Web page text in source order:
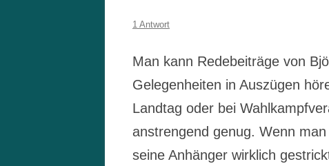
1 Antwort
Man kann Redebeiträge von
Gelegenheiten in Auszügen
Landtag oder bei
anstrengend genug. Wenn
seine Anhänger wirklich